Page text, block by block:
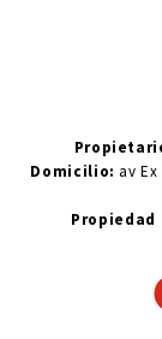
Domicilio: av